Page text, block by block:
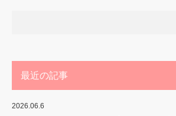
最近の記事
2026.06.6